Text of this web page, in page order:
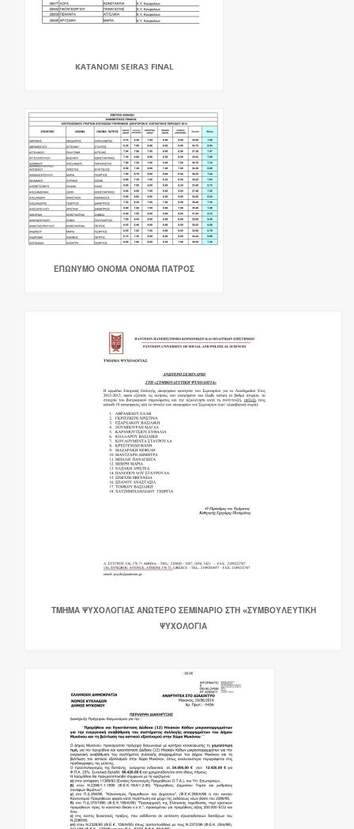
KATANOMI SEIRA3 FINAL
ΕΠΩΝΥΜΟ ΟΝΟΜΑ ΟΝΟΜΑ ΠΑΤΡΟΣ
ΤΜΗΜΑ ΨΥΧΟΛΟΓΙΑΣ ΑΝΩΤΕΡΟ ΣΕΜΙΝΑΡΙΟ ΣΤΗ «ΣΥΜΒΟΥΛΕΥΤΙΚΗ
ΨΥΧΟΛΟΓΙΑ